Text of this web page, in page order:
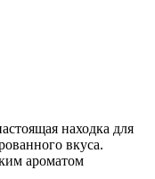
находка для
вкуса.
ароматом